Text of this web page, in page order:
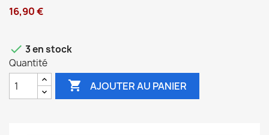
16,90 €
 3 en stock
Quantité
 AJOUTER AU PANIER